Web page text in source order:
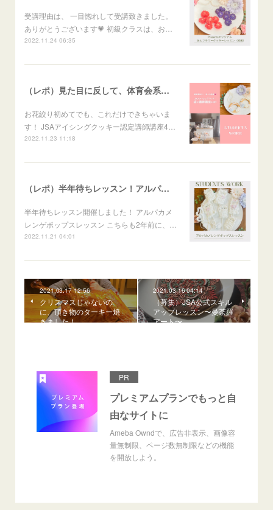
受講理由は、 一目惚れして受講致きました。
ありがとうございます💗 初級クラスは、お…
2022.11.24 06:35
（レポ）見た目に反して、体育会系な回（笑）
お花絞り初めてでも、これだけできちゃいま
す！ JSAアイシングクッキー認定講師講座4…
2022.11.23 11:18
（レポ）半年待ちレッスン！アルパカメレンゲポップス
半年待ちレッスン開催しました！ アルパカメ
レンゲポップスレッスン こちらも2年前に、…
2022.11.21 04:01
2021.03.17 12:56
クリスマスじゃないの
に、頂き物のターキー焼
きました！
2021.03.16 04:14
（募集）JSA公式スキル
アップレッスン〜曼荼羅
アート〜
PR
プレミアムプランでもっと自
由なサイトに
Ameba Owndで、広告非表示、画像容
量無制限、ページ数無制限などの機能
を開放しよう。